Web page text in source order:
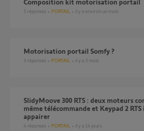
Composition kit motorisation portail
5 réponses PORTAIL il y a environ un mois
motorisation portail Somfy ?
3 réponses PORTAIL il y a 3 mois
SlidyMoove 300 RTS : deux moteurs commandés par la
même télécommande et Keypad 2
appairer
4 réponses PORTAIL il y a 14 jours